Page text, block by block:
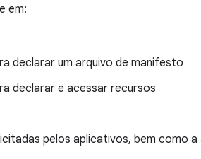
em:
declarar um arquivo de manifesto
declarar e acessar recursos
pelos aplicativos, bem como